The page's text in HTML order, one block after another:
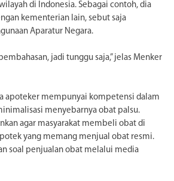
di Indonesia. Sebagai contoh, dia
kementerian lain, sebut saja
Aparatur Negara.
jadi tunggu saja,” jelas Menker
apoteker mempunyai kompetensi dalam
menyebarnya obat palsu.
agar masyarakat membeli obat di
yang memang menjual obat resmi.
soal penjualan obat melalui media